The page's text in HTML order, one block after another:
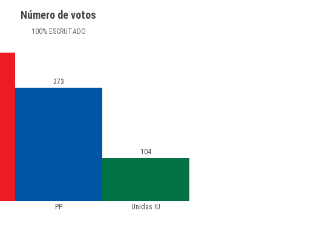
Número de votos
100%ESCRUTADO
PP Unidas IU
273
104